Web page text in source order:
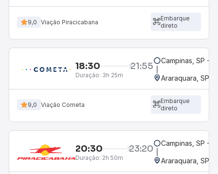
9,0 Viação Piracicabana
Embarque
direto
18:30 21:55
Duração: 3h 25m
Campinas, SP -
Araraquara, SP -
9,0 Viação Cometa
Embarque
direto
20:30 23:20
Duração: 2h 50m
Campinas, SP -
Araraquara, SP -